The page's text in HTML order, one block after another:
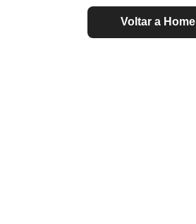
Voltar a Home